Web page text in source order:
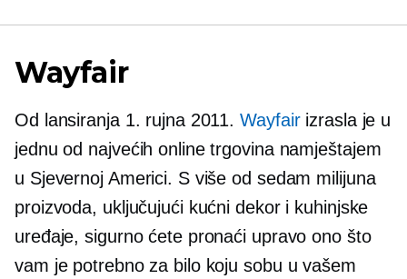
Wayfair
Od lansiranja 1. rujna 2011.Wayfairizrasla je u
jednu od najvećih online trgovina namještajem
u Sjevernoj Americi. S više od sedam milijuna
proizvoda, uključujući kućni dekor i kuhinjske
uređaje, sigurno ćete pronaći upravo ono što
vam je potrebno za bilo koju sobu u vašem